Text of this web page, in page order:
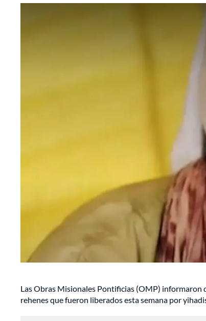
Las Obras Misionales Pontificias (OMP) informaron
rehenes que fueron liberados esta semana por